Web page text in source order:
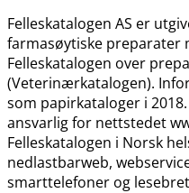
Felleskatalogen AS er
farmasøytiske preparater
Felleskatalogen over
(Veterinærkatalogen).
som papirkataloger i
ansvarlig for nettstedet
Felleskatalogen i Norsk
nedlastbarweb,
smarttelefoner og